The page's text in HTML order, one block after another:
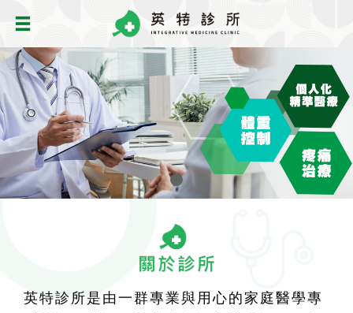
英特診所是由一群專業與用心的家庭醫學專